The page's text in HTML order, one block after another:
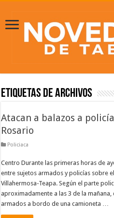
Etiquetas de Archivos
Atacan a balazos a
Rosario
Policiaca
Centro Durante las primeras horas de
entre sujetos armados y policías sobre
Villahermosa-Teapa. Según el parte
aproximadamente a las 3 de la
armados a bordo de una camioneta …